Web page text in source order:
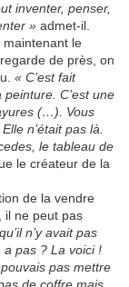
inventer, penser,
» admet-il.
le
de près, on
« C’est fait
C’est une
(…). Vous
n’était pas là.
le tableau de
le créateur de la
de la vendre
il ne peut pas
n’y avait pas
a pas ? La voici !
pas mettre